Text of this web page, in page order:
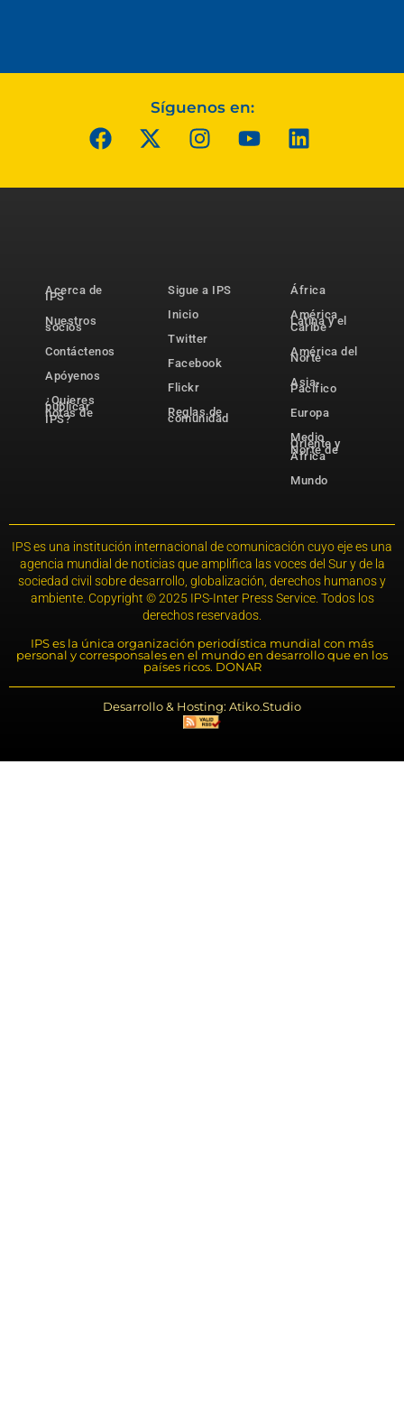
Síguenos en:
Acerca de
IPS
Nuestros
socios
Contáctenos
Apóyenos
¿Quieres
publicar
notas de
IPS?
Sigue a IPS
Inicio
Twitter
Facebook
Flickr
Reglas de
comunidad
África
América
Latina y el
Caribe
América del
Norte
Asia-
Pacífico
Europa
Medio
Oriente y
Norte de
África
Mundo
IPS es una institución internacional de comunicación cuyo eje es una
agencia mundial de noticias que amplifica las voces del Sur y de la
sociedad civil sobre desarrollo, globalización, derechos humanos y
ambiente. Copyright © 2025 IPS-Inter Press Service. Todos los
derechos reservados.
IPS es la única organización periodística mundial con más
personal y corresponsales en el mundo en desarrollo que en los
países ricos. DONAR
Desarrollo & Hosting: Atiko.Studio